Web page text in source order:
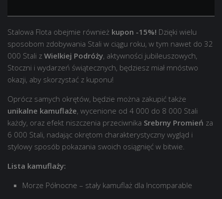
Stalowa Flota obejmie również kupon -15%! Dzięki wielu
sposobom zdobywania Stali w ciągu roku, w tym nawet do 32
000 Stali z Wielkiej Podróży, aktywności jubileuszowych,
Stoczni i wydarzeń świątecznych, będziesz miał mnóstwo
okazji, aby skorzystać z kuponu!
Oprócz samych okrętów, będzie można zakupić także
unikalne kamuflaże, wycenione od 4 000 do 8 000 Stali
każdy, oraz efekt niszczenia przeciwnika Srebrny Promień za
6 000 Stali, nadając okrętom charakterystyczny wygląd i
stylowy sposób pokazania swoich osiągnięć w bitwie.
Lista kamuflaży:
Morze Północne – stały kamuflaż dla Incomparable